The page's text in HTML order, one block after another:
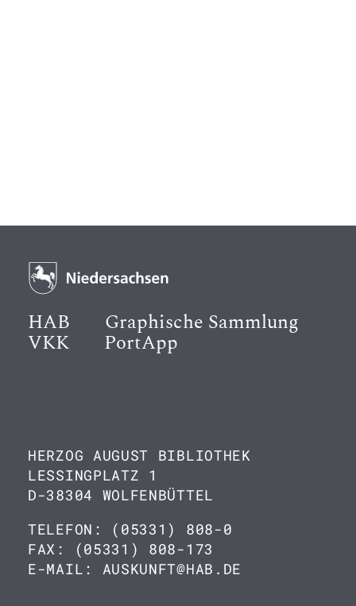
HAB Graphische Sammlung
VKK PortApp
HERZOG AUGUST BIBLIOTHEK
LESSINGPLATZ 1
D-38304 WOLFENBÜTTEL
TELEFON: (05331) 808-0
FAX: (05331) 808-173
E-MAIL: AUSKUNFT@HAB.DE